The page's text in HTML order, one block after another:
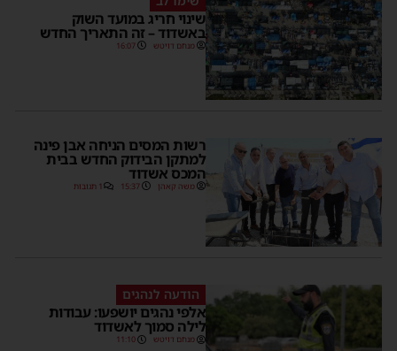
שינוי חריג במועד השוק
באשדוד – זה התאריך החדש
מנחם דויטש 16:07
רשות המסים הניחה אבן פינה
למתקן הבידוק החדש בבית
המכס אשדוד
משה קאהן 15:37 1 תגובות
הודעה לנהגים
אלפי נהגים יושפעו: עבודות
לילה סמוך לאשדוד
מנחם דויטש 11:10